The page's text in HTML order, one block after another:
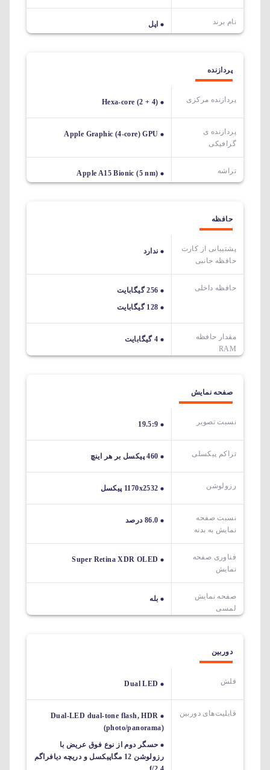
نام برند اپل
پردازنده
پردازنده مرکزی Hexa-core (2 + 4)
پردازنده ی
گرافیکی
Apple Graphic (4-core) GPU
تراشه Apple A15 Bionic (5 nm)
حافظه
پشتیبانی از کارت
حافظه جانبی
ندارد
حافظه داخلی
256 گیگابایت
128 گیگابایت
مقدار حافظه
RAM
4 گیگابایت
صفحه نمایش
نسبت تصویر 19.5:9
تراکم پیکسلی 460 پیکسل بر هر اینچ
رزولوشن 1170x2532 پیکسل
نسبت صفحه
نمایش به بدنه
86.0 درصد
فناوری صفحه
نمایش
Super Retina XDR OLED
صفحه نمایش
لمسی
بله
دوربین
فلش Dual LED
قابلیت‌های دوربین‌
Dual-LED dual-tone flash, HDR
(photo/panorama)
حسگر دوم از نوع فوق عریض با
رزولوشن 12 مگاپیکسل و دریچه دیافراگم